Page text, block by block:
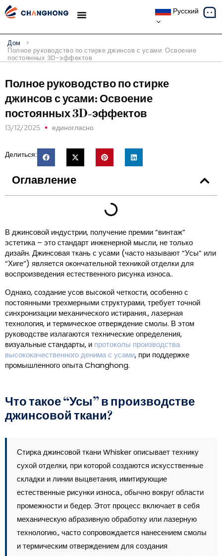
Русский
Дом >
Полное руководство по стирке джинсов с усами: Освоение
постоянных 3D-эффектов
Полное руководство по стирке
джинсов с усами: Освоение
постоянных 3D-эффектов
13/12/2025 единогласно
Делиться:
Оглавление
В джинсовой индустрии, получение премии “винтаж”
эстетика – это стандарт инженерной мысли, не только
дизайн. Джинсовая ткань с усами (часто называют “Усы” или
“Хиге”) является окончательной техникой отделки для
воспроизведения естественного рисунка износа..
Однако, создание усов высокой четкости, особенно с
постоянными трехмерными структурами, требует точной
синхронизации механического истирания., лазерная
технология, и термическое отверждение смолы. В этом
руководстве излагаются технические определения,
визуальные стандарты, и протоколы производства
высококачественного денима с усами, при поддержке
промышленного опыта Changhong.
Что такое “Усы” в производстве
джинсовой ткани?
Стирка джинсовой ткани Whisker описывает технику
сухой отделки, при которой создаются искусственные
складки и линии выцветания, имитирующие
естественные рисунки износа., обычно вокруг области
промежности и бедер. Этот процесс включает в себя
механическую абразивную обработку или лазерную
технологию., часто сопровождается нанесением смолы
и термическим отверждением для создания